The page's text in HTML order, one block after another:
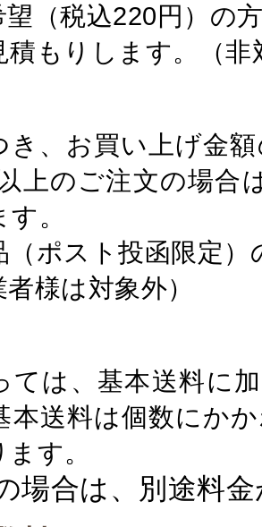
（税込220円）の
積もりします。（非
き、お買い上げ金
上のご注文の場合
。
（ポスト投函限定
様は対象外）
ては、基本送料に
本送料は個数にか
す。
場合は、別途料